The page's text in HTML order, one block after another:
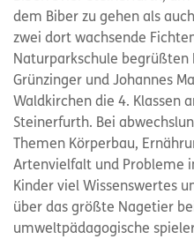
dem Biber zu gehen als
zwei dort wachsende
Naturparkschule begrüßten
Grünzinger und Johannes
Waldkirchen die 4. Klassen
Steinerfurth. Bei
Themen Körperbau,
Artenvielfalt und Probleme
Kinder viel Wissenswertes
über das größte Nagetier
umweltpädagogische